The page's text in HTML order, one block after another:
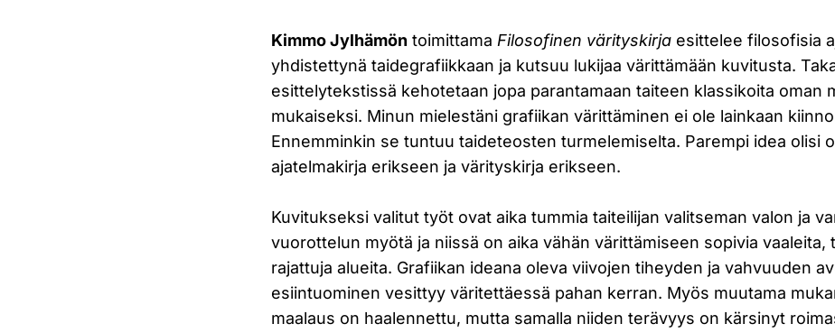
Kimmo Jylhämön toimittama Filosofinen värityskirja esittelee filosofisia
yhdistettynä taidegrafiikkaan ja kutsuu lukijaa värittämään kuvitusta.
esittelytekstissä kehotetaan jopa parantamaan taiteen klassikoita oman
mukaiseksi. Minun mielestäni grafiikan värittäminen ei ole lainkaan
Ennemminkin se tuntuu taideteosten turmelemiselta. Parempi idea olisi
ajatelmakirja erikseen ja värityskirja erikseen.
Kuvitukseksi valitut työt ovat aika tummia taiteilijan valitseman valon ja
vuorottelun myötä ja niissä on aika vähän värittämiseen sopivia vaaleita,
rajattuja alueita. Grafiikan ideana oleva viivojen tiheyden ja vahvuuden
esiintuominen vesittyy väritettäessä pahan kerran. Myös muutama
maalaus on haalennettu, mutta samalla niiden terävyys on kärsinyt